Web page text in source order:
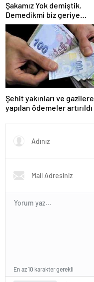
Şakamız Yok demiştik.
Demedikmi biz geriye
dönersek
Şehit yakınları ve gazilere
yapılan ödemeler artırıldı
En az 10 karakter gerekli